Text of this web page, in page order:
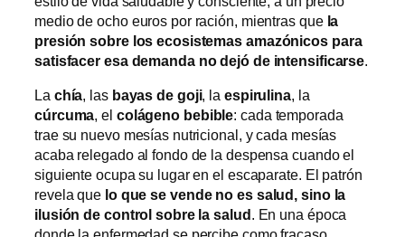
medio de ocho euros por ración, mientras que la
presión sobre los ecosistemas amazónicos para
satisfacer esa demanda no dejó de intensificarse.
La chía, las bayas de goji, la espirulina, la
cúrcuma, el colágeno bebible: cada temporada
trae su nuevo mesías nutricional, y cada mesías
acaba relegado al fondo de la despensa cuando el
siguiente ocupa su lugar en el escaparate. El patrón
revela que lo que se vende no es salud, sino la
ilusión de control sobre la salud. En una época